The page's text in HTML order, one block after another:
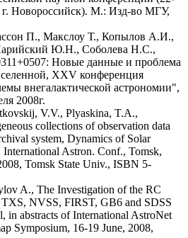
г. Новороссийск). М.: Изд-во МГУ,
П., Макслоу Т., Копылов А.И.,
Ю.Н., Соболева Н.С.,
Новые данные и проблема
XXV конференция
внегалактической астрономии",
2008г.
V.V., Plyaskina, T.A.,
collections of observation data
system, Dynamics of Solar
International Astron. Conf., Tomsk,
Tomsk State Univ., ISBN 5-
A., The Investigation of the RC
NVSS, FIRST, GB6 and SDSS
in abstracts of International AstroNet
Symposium, 16-19 June, 2008,